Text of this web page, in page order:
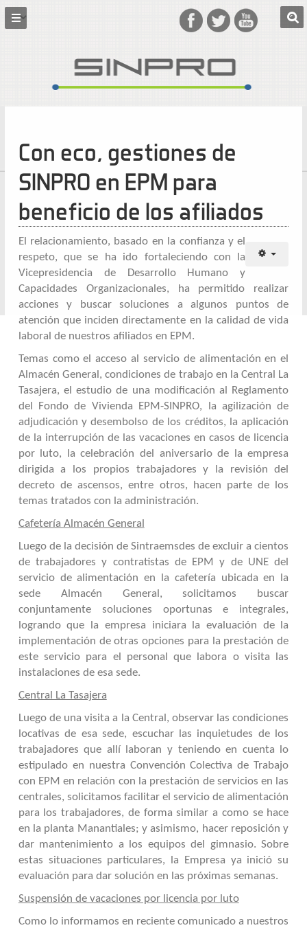
Con eco, gestiones de
SINPRO en EPM para
beneficio de los afiliados
El relacionamiento, basado en la confianza y el
respeto, que se ha ido fortaleciendo con la
Vicepresidencia de Desarrollo Humano y
Capacidades Organizacionales, ha permitido realizar
acciones y buscar soluciones a algunos puntos de
atención que inciden directamente en la calidad de vida
laboral de nuestros afiliados en EPM.
Temas como el acceso al servicio de alimentación en el
Almacén General, condiciones de trabajo en la Central La
Tasajera, el estudio de una modificación al Reglamento
del Fondo de Vivienda EPM-SINPRO, la agilización de
adjudicación y desembolso de los créditos, la aplicación
de la interrupción de las vacaciones en casos de licencia
por luto, la celebración del aniversario de la empresa
dirigida a los propios trabajadores y la revisión del
decreto de ascensos, entre otros, hacen parte de los
temas tratados con la administración.
Cafetería Almacén General
Luego de la decisión de Sintraemsdes de excluir a cientos
de trabajadores y contratistas de EPM y de UNE del
servicio de alimentación en la cafetería ubicada en la
sede Almacén General, solicitamos buscar
conjuntamente soluciones oportunas e integrales,
logrando que la empresa iniciara la evaluación de la
implementación de otras opciones para la prestación de
este servicio para el personal que labora o visita las
instalaciones de esa sede.
Central La Tasajera
Luego de una visita a la Central, observar las condiciones
locativas de esa sede, escuchar las inquietudes de los
trabajadores que allí laboran y teniendo en cuenta lo
estipulado en nuestra Convención Colectiva de Trabajo
con EPM en relación con la prestación de servicios en las
centrales, solicitamos facilitar el servicio de alimentación
para los trabajadores, de forma similar a como se hace
en la planta Manantiales; y asimismo, hacer reposición y
dar mantenimiento a los equipos del gimnasio. Sobre
estas situaciones particulares, la Empresa ya inició su
evaluación para dar solución en las próximas semanas.
Suspensión de vacaciones por licencia por luto
Como lo informamos en reciente comunicado a nuestros